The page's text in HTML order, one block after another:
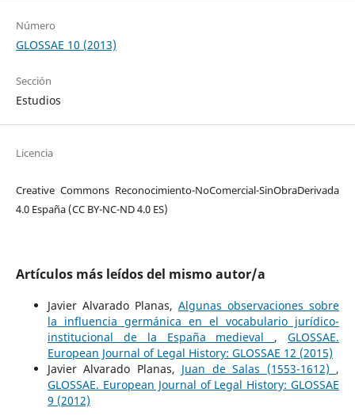
Número
GLOSSAE 10 (2013)
Sección
Estudios
Licencia
Creative Commons Reconocimiento-NoComercial-SinObraDerivada
4.0 España (CC BY-NC-ND 4.0 ES)
Artículos más leídos del mismo autor/a
Javier Alvarado Planas,Algunas observaciones sobre
la influencia germánica en el vocabulario jurídico-
institucional de la España medieval ,GLOSSAE.
European Journal of Legal History: GLOSSAE 12 (2015)
Javier Alvarado Planas, Juan de Salas (1553-1612) ,
GLOSSAE. European Journal of Legal History: GLOSSAE
9 (2012)